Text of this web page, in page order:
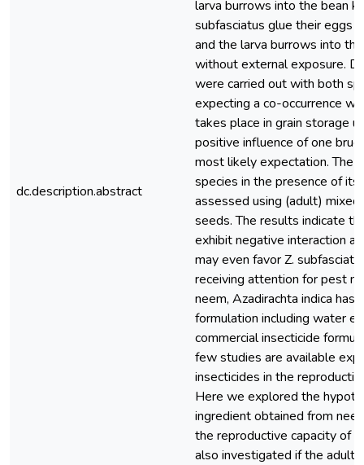
dc.description.abstract
larva burrows into the bean
subfasciatus glue their eggs
and the larva burrows into
without external exposure.
were carried out with both
expecting a co-occurrence
takes place in grain storage
positive influence of one
most likely expectation. The
species in the presence of
assessed using (adult)
seeds. The results indicate
exhibit negative interaction
may even favor Z.
receiving attention for pest
neem, Azadirachta indica
formulation including water
commercial insecticide
few studies are available
insecticides in the
Here we explored the
ingredient obtained from
the reproductive capacity of
also investigated if the